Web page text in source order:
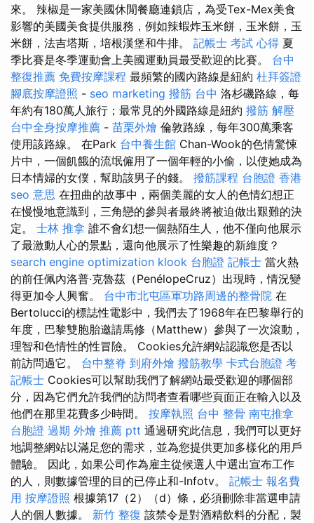
來。 辣椒是一家美國休閒餐廳連鎖店，為受Tex-Mex美食
影響的美國美食提供服務，例如辣蝦炸玉米餅，玉米餅，玉
米餅，法吉塔斯，培根漢堡和牛排。 記帳士 考試 心得 夏
季比賽是冬季運動會上美國運動員最受歡迎的比賽。 台中
整復推薦 免費按摩課程 最頻繁的國內路線是紐約 杜拜簽證
腳底按摩證照 - seo marketing 撥筋 台中 洛杉磯路線，每
年約有180萬人旅行；最常見的外國路線是紐約 撥筋 解壓
台中全身按摩推薦 - 苗栗外燴 倫敦路線，每年300萬乘客
使用該路線。 在Park 台中養生館 Chan-Wook的色情驚悚
片中，一個飢餓的流氓僱用了一個年輕的小偷，以使她成為
日本情婦的女僕，幫助該男子的錢。 撥筋課程 台胞證 香港
seo 意思 在扭曲的故事中，兩個美麗的女人的色情幻想正
在慢慢地意識到，三角戀的參與者最終將被迫做出艱難的決
定。 士林 推拿 誰不會幻想一個熱陌生人，他不僅向他展示
了最激動人心的景點，還向他展示了性樂趣的新維度？
search engine optimization klook 台胞證 記帳士 當火熱
的前任佩內洛普·克魯茲（PenélopeCruz）出現時，情況變
得更加令人興奮。 台中市北屯區軍功路周邊的整骨院 在
Bertolucci的標誌性電影中，我們去了1968年在巴黎舉行的
年度，巴黎雙胞胎邀請馬修（Matthew）參與了一次滾動，
理智和色情性的性冒險。 Cookies允許網站認識您是否以
前訪問過它。 台中整脊 到府外燴 撥筋教學 卡式台胞證 考
記帳士 Cookies可以幫助我們了解網站最受歡迎的哪個部
分，因為它們允許我們的訪問者查看哪些頁面正在輸入以及
他們在那里花費多少時間。 按摩執照 台中 整骨 南屯推拿
台胞證 過期 外燴 推薦 ptt 通過研究此信息，我們可以更好
地調整網站以滿足您的需求，並為您提供更加多樣化的用戶
體驗。 因此，如果公司作為雇主從候選人中選出宣布工作
的人，則數據管理的目的已停止和-Infotv。 記帳士 報名費
用 按摩證照 根據第17（2）（d）條，必須刪除非當選申請
人的個人數據。 新竹 整復 該禁令是對酒精飲料的分配，製